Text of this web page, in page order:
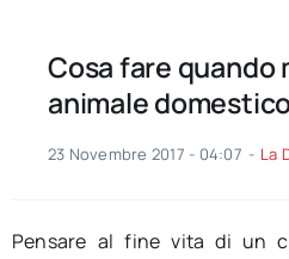
Cosa fare quando
animale
23 Novembre 2017 - 04:07 - La
Pensare al fine vita di un